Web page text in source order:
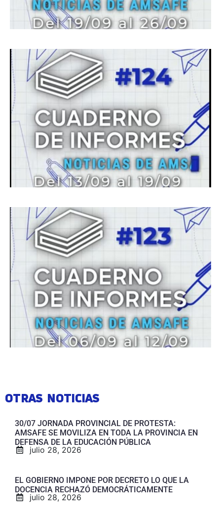
OTRAS NOTICIAS
30/07 JORNADA PROVINCIAL DE PROTESTA:
AMSAFE SE MOVILIZA EN TODA LA PROVINCIA EN
DEFENSA DE LA EDUCACIÓN PÚBLICA
julio 28, 2026
EL GOBIERNO IMPONE POR DECRETO LO QUE LA
DOCENCIA RECHAZÓ DEMOCRÁTICAMENTE
julio 28, 2026